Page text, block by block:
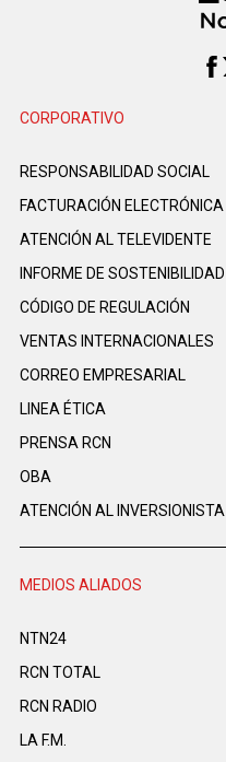
CORPORATIVO
RESPONSABILIDAD SOCIAL
FACTURACIÓN ELECTRÓNICA
ATENCIÓN AL TELEVIDENTE
INFORME DE SOSTENIBILIDAD
CÓDIGO DE REGULACIÓN
VENTAS INTERNACIONALES
CORREO EMPRESARIAL
LINEA ÉTICA
PRENSA RCN
OBA
ATENCIÓN AL INVERSIONISTA
MEDIOS ALIADOS
NTN24
RCN TOTAL
RCN RADIO
LA F.M.